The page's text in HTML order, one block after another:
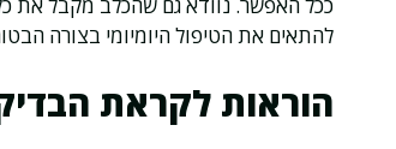
להתאים את הטיפול היומיומי בצורה
הוראות לקראת